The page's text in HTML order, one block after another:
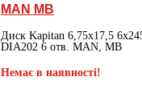
MAN MB
Диск Kapitan 6,75x17,5
DIA202 6 отв. MAN, MB
Немає в наявності!